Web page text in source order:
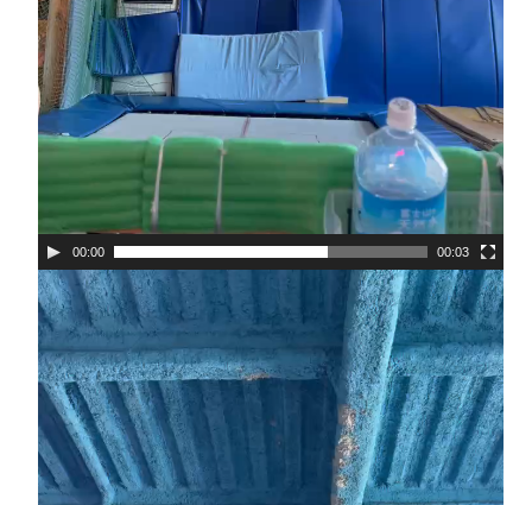
00:00 00:03